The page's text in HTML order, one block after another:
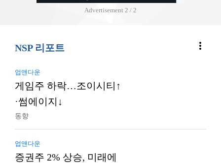
Advertisement 2 / 2
NSP 리포트 more_vert
업앤다운
게임주 하락…조이시티↑
·썸에이지↓
동향
업앤다운
증권주 2% 상승, 미래에